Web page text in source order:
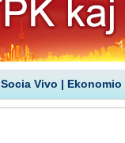
Socia Vivo | Ekonomio